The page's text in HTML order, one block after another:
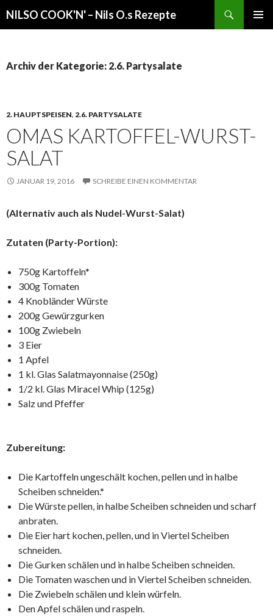
NILSO COOK'N' – Nils O.s Rezepte
Archiv der Kategorie: 2.6. Partysalate
2. HAUPTSPEISEN, 2.6. PARTYSALATE
OMAS KARTOFFEL-WURST-
SALAT
JANUAR 19, 2016 SCHREIBE EINEN KOMMENTAR
(Alternativ auch als Nudel-Wurst-Salat)
Zutaten (Party-Portion):
750g Kartoffeln*
300g Tomaten
4 Knobländer Würste
200g Gewürzgurken
100g Zwiebeln
3 Eier
1 Apfel
1 kl. Glas Salatmayonnaise (250g)
1/2 kl. Glas Miracel Whip (125g)
Salz und Pfeffer
Zubereitung:
Die Kartoffeln ungeschält kochen, pellen und in halbe
Scheiben schneiden.*
Die Würste pellen, in halbe Scheiben schneiden und scharf
anbraten.
Die Eier hart kochen, pellen, und in Viertel Scheiben
schneiden.
Die Gurken schälen und in halbe Scheiben schneiden.
Die Tomaten waschen und in Viertel Scheiben schneiden.
Die Zwiebeln schälen und klein würfeln.
Den Apfel schälen und raspeln.